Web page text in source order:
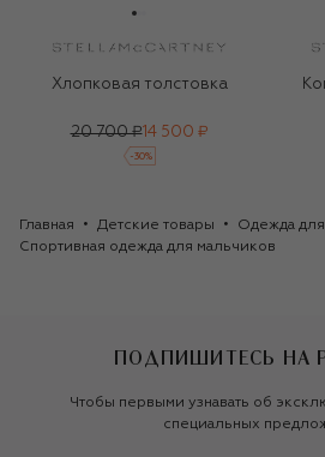
Хлопковая толстовка
20 700 ₽14 500 ₽
-30%
Главная Детские товары
Одежда
Спортивная одежда для мальчиков
ПОДПИШИТЕСЬ НА
Чтобы первыми узнавать об
специальных